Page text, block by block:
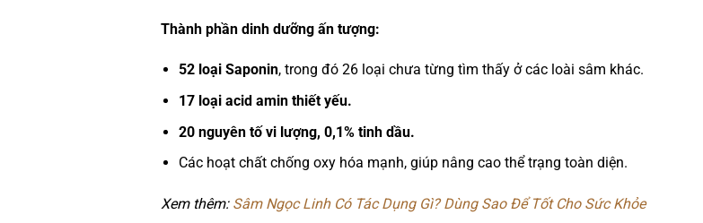
Thành phần dinh dưỡng ấn tượng:
52 loại Saponin, trong đó 26 loại chưa từng tìm thấy ở các loài sâm khác.
17 loại acid amin thiết yếu.
20 nguyên tố vi lượng, 0,1% tinh dầu.
Các hoạt chất chống oxy hóa mạnh, giúp nâng cao thể trạng toàn diện.
Xem thêm: Sâm Ngọc Linh Có Tác Dụng Gì? Dùng Sao Để Tốt Cho Sức Khỏe